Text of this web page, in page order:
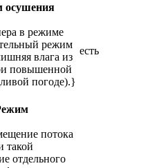
осушения
в режиме
режим
влага из
повышенной
погоде).}
есть
потока
такой
отдельного